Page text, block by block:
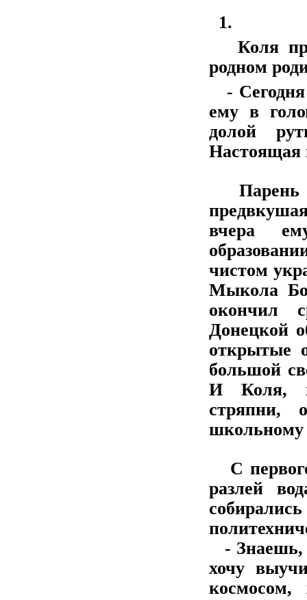
1.
Коля
родном
- Сегодня
ему в
долой
Настоящая
Парень с
вчера
чистом
Мыкола
окончил
Донецкой
открытые
большой
И Коля,
стряпни,
школьному
С
разлей
- Знаешь,
хочу
космосом,